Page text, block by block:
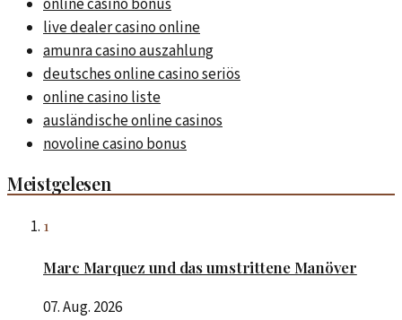
online casino bonus
live dealer casino online
amunra casino auszahlung
deutsches online casino seriös
online casino liste
ausländische online casinos
novoline casino bonus
Meistgelesen
1
Marc Marquez und das umstrittene Manöver
07. Aug. 2026